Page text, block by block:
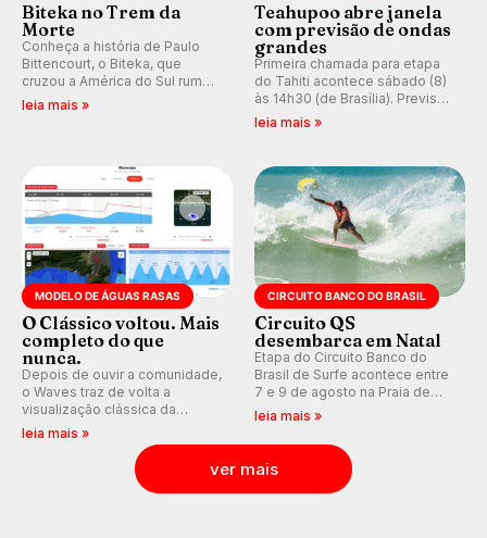
Biteka no Trem da
Morte
Conheça a história de Paulo
Bittencourt, o Biteka, que
cruzou a América do Sul rumo
ao Pacífico em uma jornada
leia mais »
Teahupoo abre janela
com previsão de ondas
grandes
Primeira chamada para etapa
do Tahiti acontece sábado (8)
às 14h30 (de Brasília). Previsão
indica swell consistente.
Kelly Slater convidado.
leia mais »
MODELO DE ÁGUAS RASAS
O Clássico voltou. Mais
completo do que
nunca.
Depois de ouvir a comunidade,
o Waves traz de volta a
visualização clássica da
previsão de águas rasas,
agora integrada à nova
plataforma e com previsão das
ondas para até 16 dias.
leia mais »
CIRCUITO BANCO DO BRASIL
Circuito QS
desembarca em Natal
Etapa do Circuito Banco do
Brasil de Surfe acontece entre
7 e 9 de agosto na Praia de
Miami (RN), em disputas
(QS) 4.000 e pela corrida por
vagas no Challenger Series.
leia mais »
ver mais